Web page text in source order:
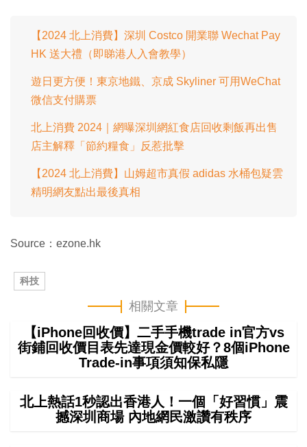
【2024 北上消費】深圳 Costco 開業聯 Wechat Pay
HK 送大禮（即睇港人入會教學）
遊日更方便！東京地鐵、京成 Skyliner 可用WeChat
微信支付購票
北上消費 2024｜網曝深圳網紅食店回收剩飯再出售
店主解釋「節約糧食」反惹批擊
【2024 北上消費】山姆超市真假 adidas 水桶包疑雲
精明網友點出最後真相
Source：ezone.hk
科技
相關文章
【iPhone回收價】二手手機trade in官方vs
街鋪回收價目表先達現金價較好？8個iPhone
Trade-in事項須知保私隱
北上熱話1秒認出香港人！一個「好習慣」震
撼深圳商場 內地網民激讚有秩序